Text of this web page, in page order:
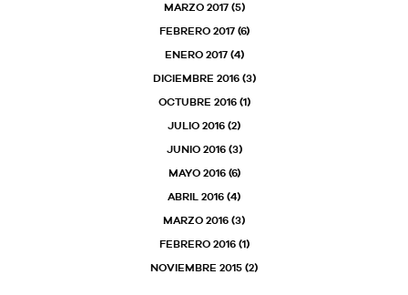
MARZO 2017(5)
FEBRERO 2017(6)
ENERO 2017(4)
DICIEMBRE 2016(3)
OCTUBRE 2016(1)
JULIO 2016 (2)
JUNIO 2016(3)
MAYO 2016(6)
ABRIL 2016 (4)
MARZO 2016 (3)
FEBRERO 2016(1)
NOVIEMBRE 2015 (2)